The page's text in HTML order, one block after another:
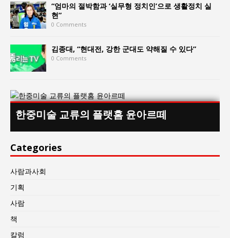
“엄마의 절박함과 ‘실무형 정치인’으로 생활정치 실
현”
0 Comments
김종대, “현대전, 강한 군대도 약해질 수 있다”
0 Comments
한중미술 교류의 플랫홈 윤아르떼
Categories
사람과사회
기획
사람
책
칼럼